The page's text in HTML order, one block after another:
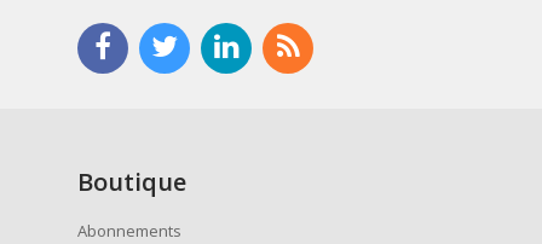
Boutique
Abonnements